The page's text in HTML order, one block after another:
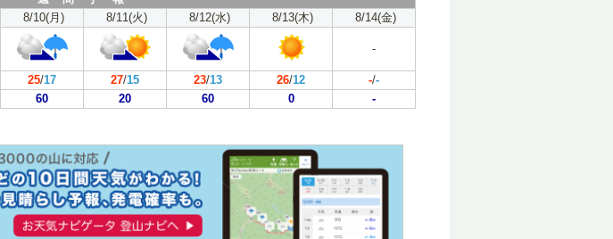
8/10(月) 8/11(火) 8/12(水) 8/13(木) 8/14(金)
-
25/17 27/15 23/13 26/12 -/-
60 20 60 0 -